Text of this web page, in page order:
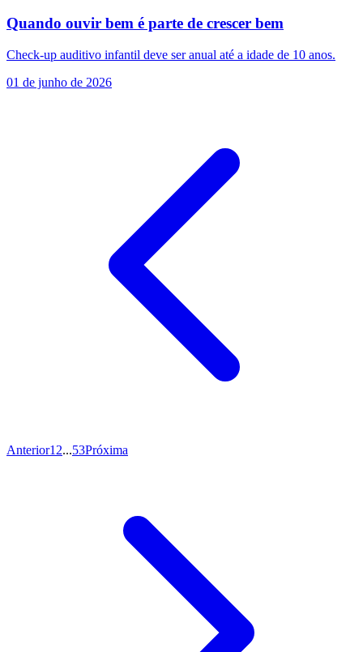
Quando ouvir bem é parte de crescer bem
Check-up auditivo infantil deve ser anual até a idade de 10 anos.
01 de junho de 2026
Anterior1 2...53Próxima